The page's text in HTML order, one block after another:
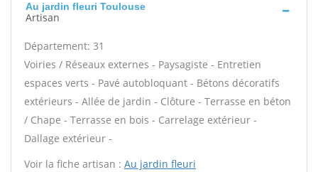
Au jardin fleuri Toulouse
Artisan
Département: 31
Voiries / Réseaux externes - Paysagiste - Entretien
espaces verts - Pavé autobloquant - Bétons décoratifs
extérieurs - Allée de jardin - Clôture - Terrasse en béton
/ Chape - Terrasse en bois - Carrelage extérieur -
Dallage extérieur -
Voir la fiche artisan : Au jardin fleuri